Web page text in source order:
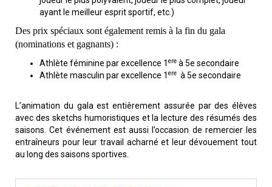
ayant le meilleur esprit sportif, etc.)
Des prix spéciaux sont également remis à la fin du gala
(nominations et gagnants) :
Athlète féminine par excellence 1 ere à 5e secondaire
Athlète masculin par excellence 1 ere à 5e secondaire
L’animation du gala est entièrement assurée par des élèves
avec des sketchs humoristiques et la lecture des résumés des
saisons. Cet événement est aussi l’occasion de remercier les
entraîneurs pour leur travail acharné et leur dévouement tout
au long des saisons sportives.